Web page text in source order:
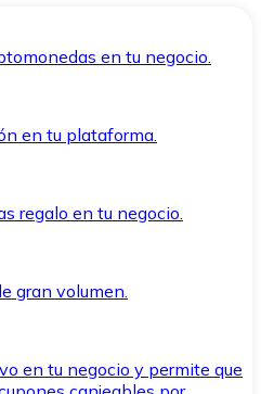
en tu negocio.
en tu plataforma.
regalo en tu negocio.
gran volumen.
en tu negocio y permite que